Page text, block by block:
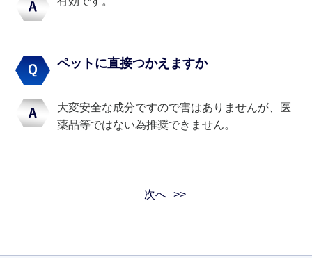
ペットに直接つかえますか
大変安全な成分ですので害はありませんが、医
薬品等ではない為推奨できません。
次へ